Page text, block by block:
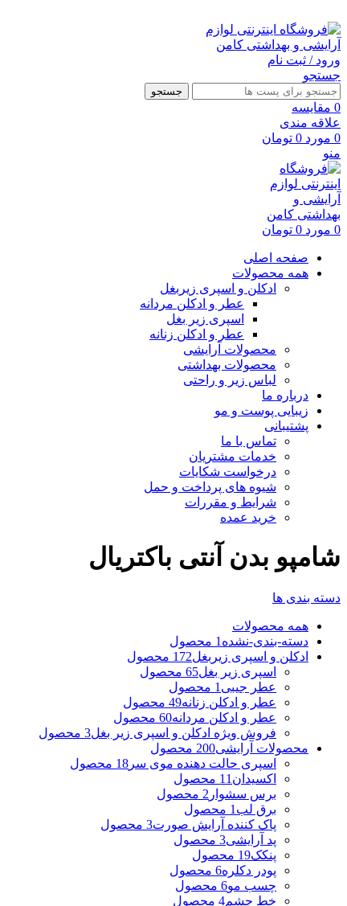
ورود / ثبت نام
جستجو
جستجو
0 مقايسه
علاقه مندی
0 مورد 0 تومان
منو
0 مورد 0 تومان
صفحه اصلی
همه محصولات
ادکلن و اسپری زیربغل
عطر و ادکلن مردانه
اسپری زیر بغل
عطر و ادکلن زنانه
محصولات آرایشی
محصولات بهداشتی
لباس زیر و راحتی
درباره ما
زیبایی پوست و مو
پشتیبانی
تماس با ما
خدمات مشتریان
درخواست شکایات
شیوه های پرداخت و حمل
شرایط و مقررات
خرید عمده
شامپو بدن آنتی باکتریال
دسته بندی ها
همه محصولات
دسته-بندی-نشده 1 محصول
ادکلن و اسپری زیربغل172 محصول
اسپری زیر بغل65 محصول
عطر جیبی 1 محصول
عطر و ادکلن زنانه49 محصول
عطر و ادکلن مردانه60 محصول
فروش ویژه ادکلن و اسپری زیر بغل3 محصول
محصولات آرایشی200 محصول
اسپری حالت دهنده موی سر 18 محصول
اکسیدان 11 محصول
برس سشوار 2 محصول
برق لب 1 محصول
پاک کننده آرایش صورت3 محصول
پد آرایشی3 محصول
پنکک19 محصول
پودر دکلره6 محصول
چسب مو6 محصول
خط چشم4 محصول